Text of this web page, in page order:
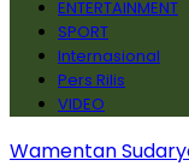
ENTERTAINMENT
SPORT
Internasional
Pers Rilis
VIDEO
Wamentan